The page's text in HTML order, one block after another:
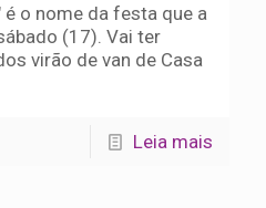
é o nome da festa que a
(17). Vai ter
virão de van de Casa
Leia mais